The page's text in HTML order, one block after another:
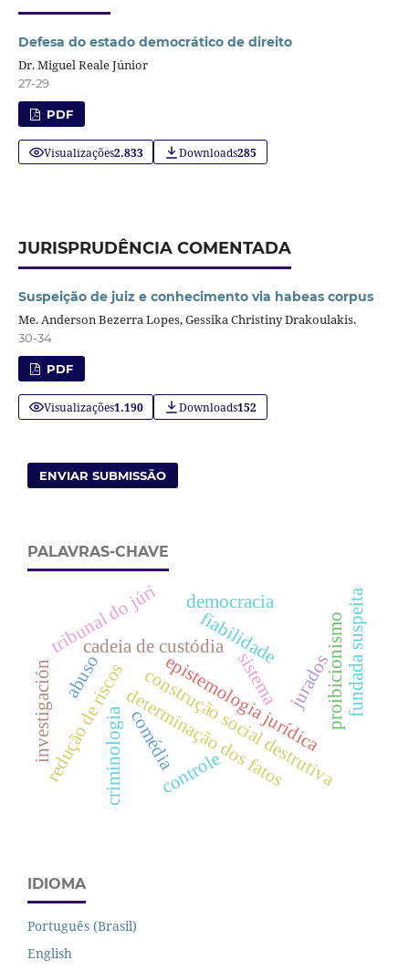
Defesa do estado democrático de direito
Dr. Miguel Reale Júnior
27-29
PDF
Visualizações2.833 Downloads285
JURISPRUDÊNCIA COMENTADA
Suspeição de juiz e conhecimento via habeas corpus
Me. Anderson Bezerra Lopes, Gessika Christiny Drakoulakis.
30-34
PDF
Visualizações1.190 Downloads152
ENVIAR SUBMISSÃO
PALAVRAS-CHAVE
cadeia de custódiafiabilidade
determinação dos fatos
redução de riscos epistemologia jurídica
comédia
abuso
controle
tribunal do júri
jurados
democracia
criminologia
proibicionismo
construção social destrutiva
fundada suspeita
investigación sistema
IDIOMA
Português (Brasil)
English